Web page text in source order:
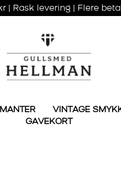
| Rask levering | Flere
VINTAGE
GAVEKORT